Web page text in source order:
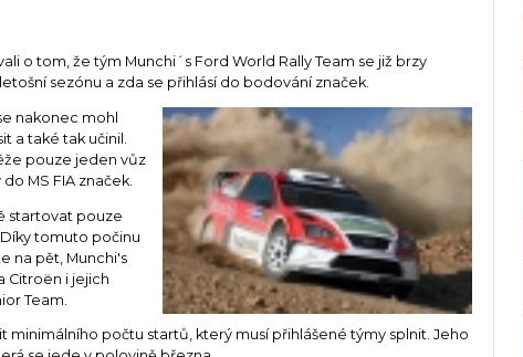
o tom, že tým Munchi´s Ford World Rally Team se již brzy
sezónu a zda se přihlásí do bodování značek.
nakonec mohl
a také tak učinil.
pouze jeden vůz
MS FIA značek.
startovat pouze
tomuto počinu
na pět, Munchi's
Citroën i jejich
Team.
minimálního počtu startů, který musí přihlášené týmy splnit. Jeho